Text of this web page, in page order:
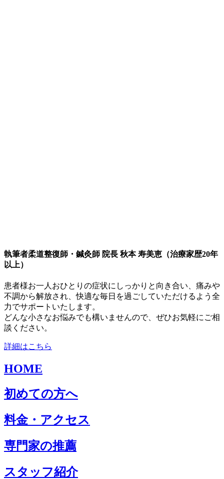
執筆者柔道整復師・鍼灸師 院長 秋本 寿美恵（治療家歴20年
以上）
患者様お一人おひとりの症状にしっかりと向き合い、痛みや
不調から解放され、快適な毎日を過ごしていただけるよう全
力でサポートいたします。
どんな小さなお悩みでも構いませんので、ぜひお気軽にご相
談ください。
詳細はこちら
HOME
初めての方へ
料金・アクセス
専門家の推薦
スタッフ紹介